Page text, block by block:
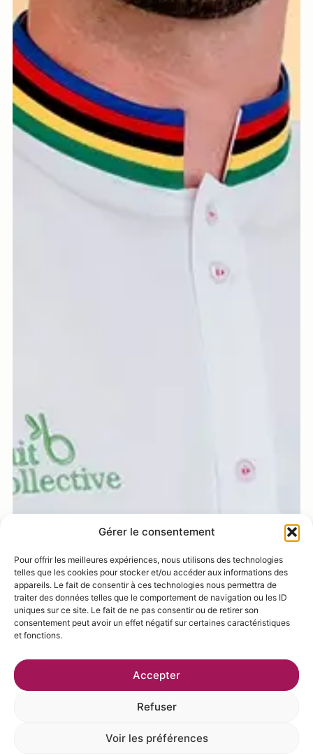
Gérer le consentement
Pour offrir les meilleures expériences, nous utilisons des technologies
telles que les cookies pour stocker et/ou accéder aux informations des
appareils. Le fait de consentir à ces technologies nous permettra de
traiter des données telles que le comportement de navigation ou les ID
uniques sur ce site. Le fait de ne pas consentir ou de retirer son
consentement peut avoir un effet négatif sur certaines caractéristiques
et fonctions.
Accepter
Refuser
Voir les préférences